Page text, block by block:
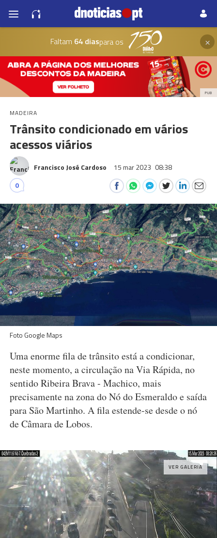
Faltam 64 diaspara os ×
PUB
MADEIRA
Trânsito condicionado em vários
acessos viários
Francisco José Cardoso 15 mar 2023 08:38
0
Foto Google Maps
Uma enorme fila de trânsito está a condicionar,
neste momento, a circulação na Via Rápida, no
sentido Ribeira Brava - Machico, mais
precisamente na zona do Nó do Esmeraldo e saída
para São Martinho. A fila estende-se desde o nó
de Câmara de Lobos.
VER GALERIA